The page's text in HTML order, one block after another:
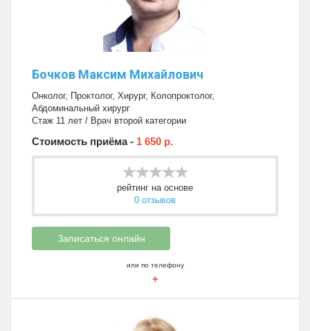
Бочков Максим Михайлович
Онколог, Проктолог, Хирург, Колопроктолог,
Абдоминальный хирург
Стаж 11 лет / Врач второй категории
Стоимость приёма - 1 650 р.
рейтинг на основе
0 отзывов
Записаться онлайн
или по телефону
+